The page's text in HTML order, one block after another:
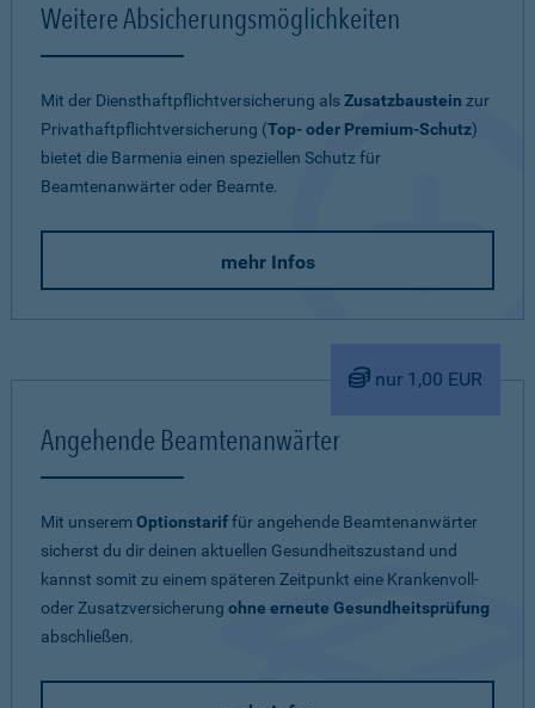
Weitere Absicherungsmöglichkeiten
Mit der Diensthaftpflichtversicherung alsZusatzbaustein zur
Privathaftpflichtversicherung (Top- oder Premium-Schutz)
bietet die Barmenia einen speziellen Schutz für
Beamtenanwärter oder Beamte.
mehr Infos
nur 1,00 EUR
Angehende Beamtenanwärter
Mit unseremOptionstariffür angehende Beamtenanwärter
sicherst du dir deinen aktuellen Gesundheitszustand und
kannst somit zu einem späteren Zeitpunkt eine Krankenvoll-
oder Zusatzversicherung ohne erneute Gesundheitsprüfung
abschließen.